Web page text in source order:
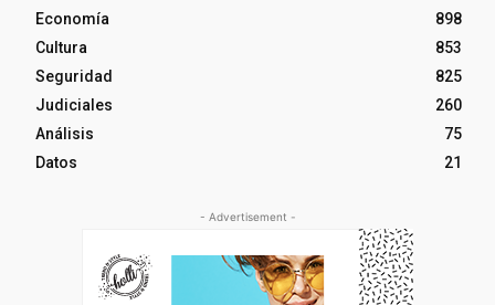
Economía
898
Cultura
853
Seguridad
825
Judiciales
260
Análisis
75
Datos
21
- Advertisement -